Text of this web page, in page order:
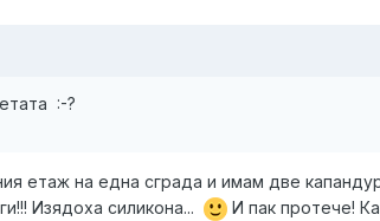
:-?
етаж на една сграда и имам две
Изядоха силикона...
И пак протече!